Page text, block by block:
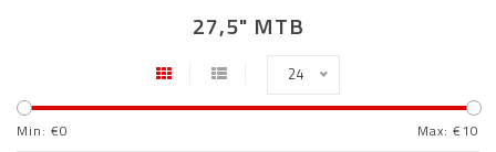
27,5" MTB
24
Min: €0 Max: €10